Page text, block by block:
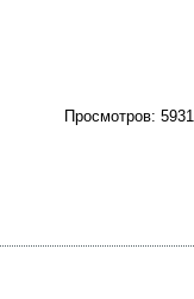
Просмотров: 5931